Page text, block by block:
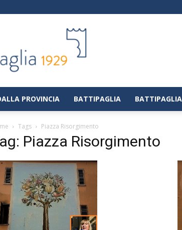
|
Notizie
dalla
città
di PROVINCIA BATTIPAGLIA
Tags Piazza Risorgimento
Piazza Risorgimento